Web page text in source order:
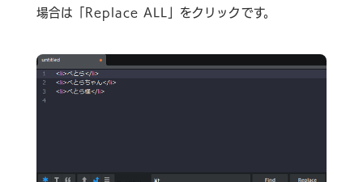
場合は「Replace ALL」をクリック です。